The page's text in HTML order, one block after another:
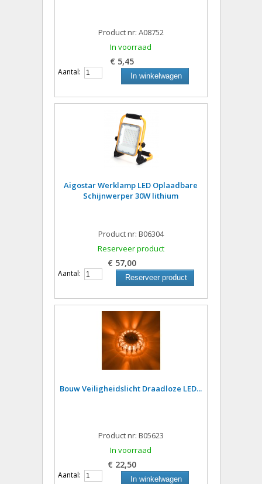
Product nr: A08752
In voorraad
€ 5,45
Aantal: In winkelwagen
Aigostar Werklamp LED Oplaadbare
Schijnwerper 30W lithium
Product nr: B06304
Reserveer product
€ 57,00
Aantal: Reserveer product
Bouw Veiligheidslicht Draadloze LED...
Product nr: B05623
In voorraad
€ 22,50
Aantal: In winkelwagen